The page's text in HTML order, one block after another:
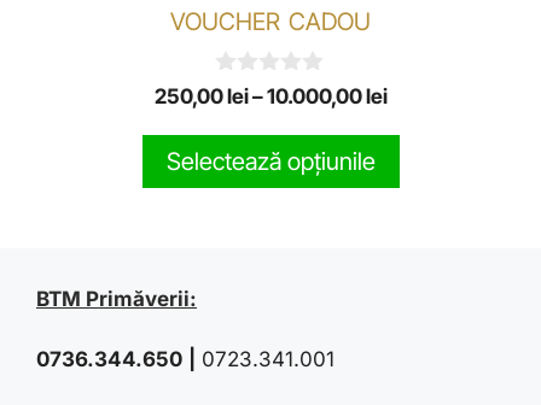
VOUCHER CADOU
0
o
u
t
o
f
250,00lei–10.000,00lei
Selectează opțiunile
BTM Primăverii:
0736.344.650 0723.341.001